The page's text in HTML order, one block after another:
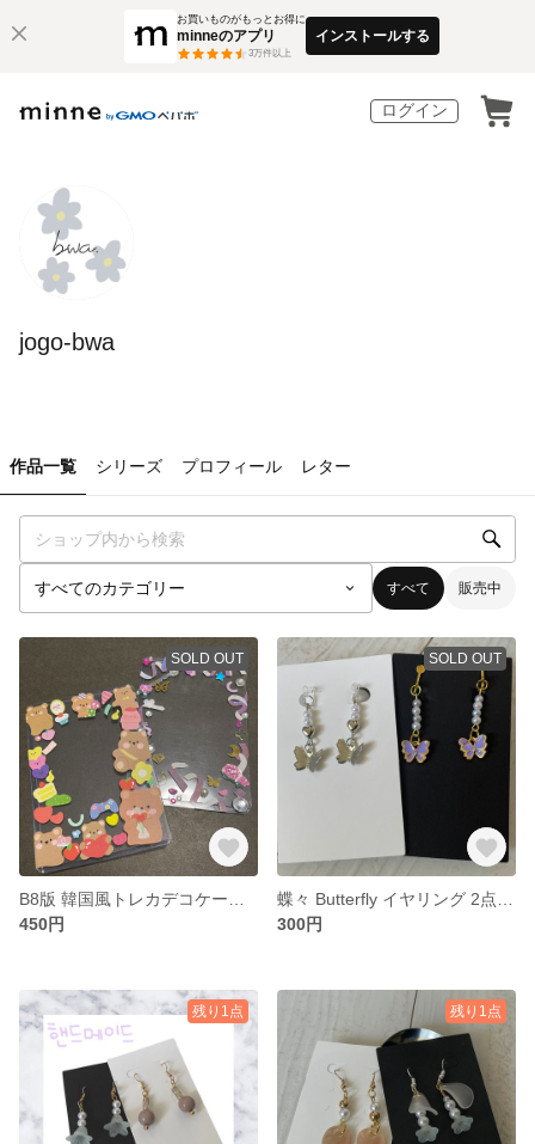
お買いものがもっとお得に
minneのアプリ
3万件以上
インストールする
ログイン
jogo-bwa
作品一覧 シリーズ プロフィール レター
すべて 販売中
SOLD OUT
450円
SOLD OUT
300円
残り1点 残り1点